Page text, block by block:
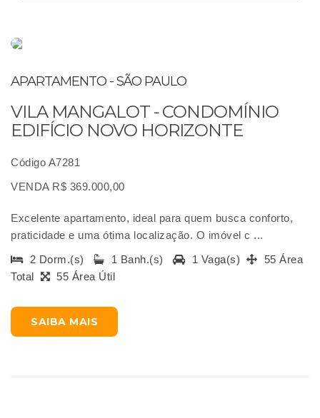
APARTAMENTO - SÃO PAULO
VILA MANGALOT - CONDOMÍNIO
EDIFÍCIO NOVO HORIZONTE
Código A7281
VENDA R$ 369.000,00
Excelente apartamento, ideal para quem busca conforto,
praticidade e uma ótima localização. O imóvel c ...
2 Dorm.(s)
1 Banh.(s) 1 Vaga(s)
55 Área
Total
55 Área Útil
SAIBA MAIS